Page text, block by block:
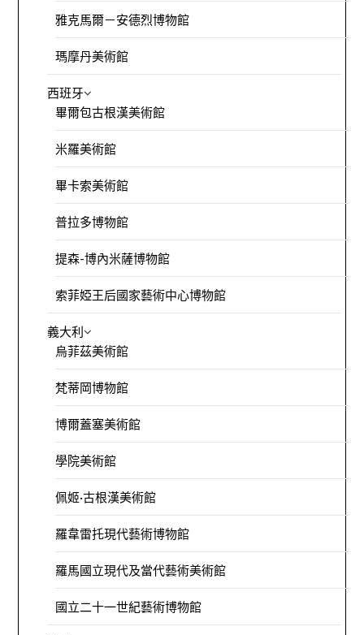
雅克馬爾－安德烈博物館
瑪摩丹美術館
西班牙
畢爾包古根漢美術館
米羅美術館
畢卡索美術館
普拉多博物館
提森-博內米薩博物館
索菲婭王后國家藝術中心博物館
義大利
烏菲茲美術館
梵蒂岡博物館
博爾蓋塞美術館
學院美術館
佩姬·古根漢美術館
羅韋雷托現代藝術博物館
羅馬國立現代及當代藝術美術館
國立二十一世紀藝術博物館